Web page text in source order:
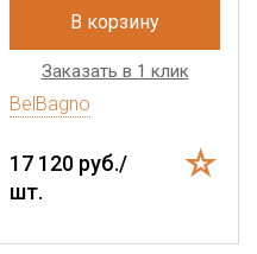
В корзину
Заказать в 1 клик
BelBagno
17 120 руб./
шт.